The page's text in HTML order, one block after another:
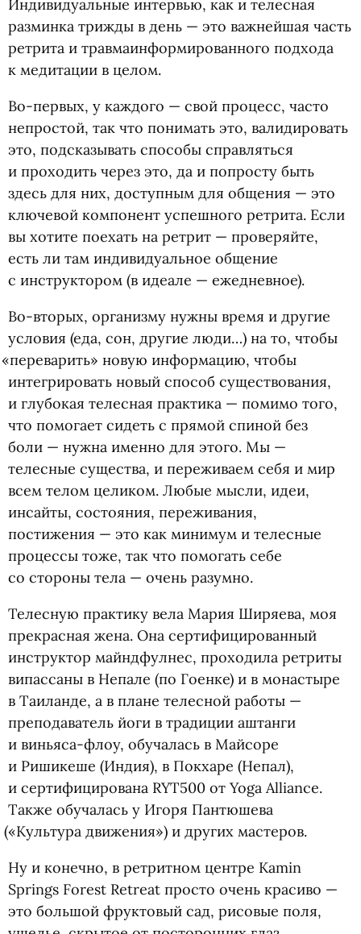
Индивидуальные интервью, как и телесная
разминка трижды в день — это важнейшая часть
ретрита и травмаинформированного подхода
к медитации в целом.
Во-первых, у каждого — свой процесс, часто
непростой, так что понимать это, валидировать
это, подсказывать способы справляться
и проходить через это, да и попросту быть
здесь для них, доступным для общения — это
ключевой компонент успешного ретрита. Если
вы хотите поехать на ретрит — проверяйте,
есть ли там индивидуальное общение
с инструктором (в идеале — ежедневное).
Во-вторых, организму нужны время и другие
условия (еда, сон, другие люди…) на то, чтобы
«переварить» новую информацию, чтобы
интегрировать новый способ существования,
и глубокая телесная практика — помимо того,
что помогает сидеть с прямой спиной без
боли — нужна именно для этого. Мы —
телесные существа, и переживаем себя и мир
всем телом целиком. Любые мысли, идеи,
инсайты, состояния, переживания,
постижения — это как минимум и телесные
процессы тоже, так что помогать себе
со стороны тела — очень разумно.
Телесную практику вела Мария Ширяева, моя
прекрасная жена. Она сертифицированный
инструктор майндфулнес, проходила ретриты
випассаны в Непале (по Гоенке) и в монастыре
в Таиланде, а в плане телесной работы —
преподаватель йоги в традиции аштанги
и виньяса-флоу, обучалась в Майсоре
и Ришикеше (Индия), в Покхаре (Непал),
и сертифицирована RYT500 от Yoga Alliance.
Также обучалась у Игоря Пантюшева
(«Культура движения») и других мастеров.
Ну и конечно, в ретритном центре Kamin
Springs Forest Retreat просто очень красиво —
это большой фруктовый сад, рисовые поля,